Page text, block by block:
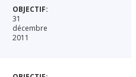
31
décembre
2011